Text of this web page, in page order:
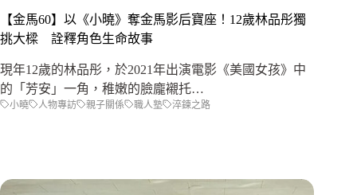
【金馬60】以《小曉》奪金馬影后寶座！12歲林品彤獨
挑大樑 詮釋角色生命故事
現年12歲的林品彤，於2021年出演電影《美國女孩》中
的「芳安」一角，稚嫩的臉龐襯托…
小曉 人物專訪 親子關係 職人塾 淬鍊之路